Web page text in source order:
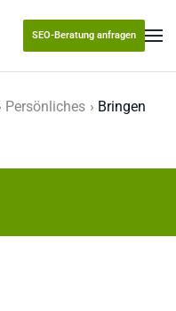
SEO-Beratung anfragen
Persönliches
Bringen